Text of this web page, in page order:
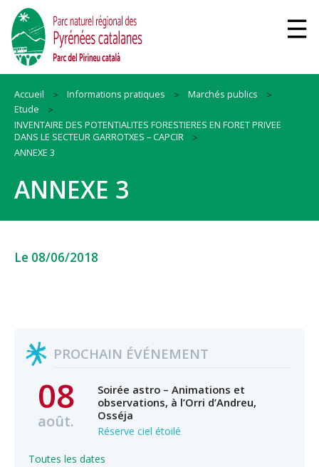
Accueil Informations pratiques
Marchés publics
Etude
INVENTAIRE DES POTENTIALITES FORESTIERES EN FORET PRIVEE
DANS LE SECTEUR GARROTXES – CAPCIR
ANNEXE 3
ANNEXE 3
Le 08/06/2018
PROCHAIN ÉVÉNEMENT
08
août.
Soirée astro – Animations et
observations, à l’Orri d’Andreu,
Osséja
Réserve ciel étoilé
Toutes les dates